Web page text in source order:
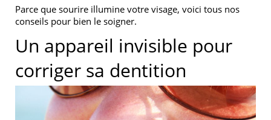
Parce que sourire illumine votre visage, voici tous nos
conseils pour bien le soigner.
Un appareil invisible pour
corriger sa dentition